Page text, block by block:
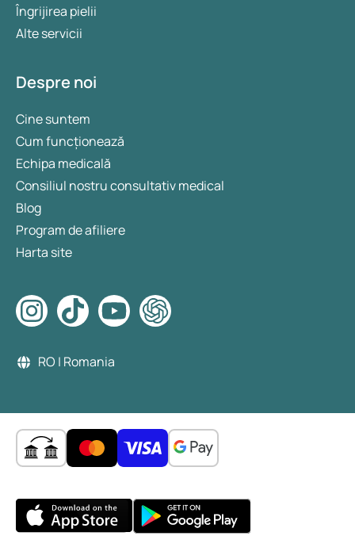
Îngrijirea pielii
Alte servicii
Despre noi
Cine suntem
Cum funcționează
Echipa medicală
Consiliul nostru consultativ medical
Blog
Program de afiliere
Harta site
RO | Romania